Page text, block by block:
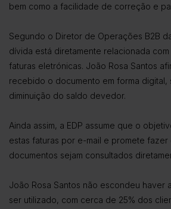
bem como a facilidade de correção e
Segundo o Diretor de Operações B2B
dívida está diretamente relacionada
faturas eletrónicas. João Rosa Santos
recebido o documento em forma digital,
diminuição do saldo devedor.
Ainda assim, a EDP assume que o
estas faturas por e-mail e promete fazer
documentos sejam consultados
João Rosa Santos não escondeu haver
ser utilizado, com cerca de 25% dos